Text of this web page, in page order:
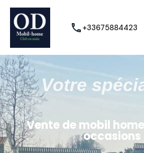
+33675884423
Votre
Vente de mobil
occasions